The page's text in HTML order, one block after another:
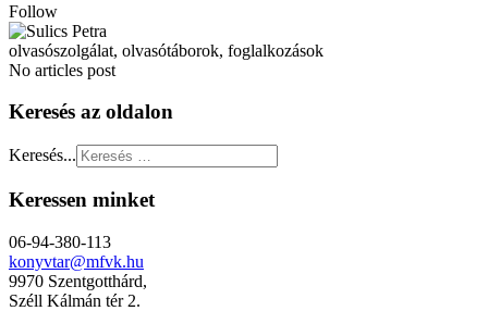
Follow
olvasószolgálat, olvasótáborok, foglalkozások
No articles post
Keresés az oldalon
Keresés...
Keressen minket
06-94-380-113
konyvtar@mfvk.hu
9970 Szentgotthárd,
Széll Kálmán tér 2.